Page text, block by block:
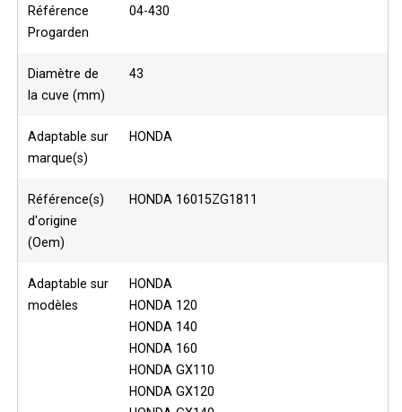
Référence
Progarden
04-430
Diamètre de
la cuve (mm)
43
Adaptable sur
marque(s)
HONDA
Référence(s)
d'origine
(Oem)
HONDA 16015ZG1811
Adaptable sur
modèles
HONDA
HONDA 120
HONDA 140
HONDA 160
HONDA GX110
HONDA GX120